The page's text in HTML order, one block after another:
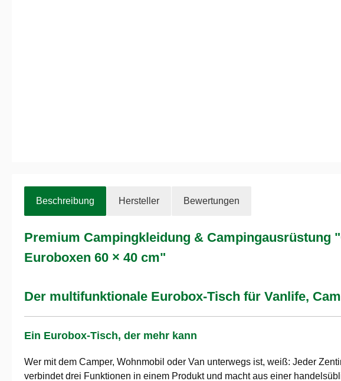
Beschreibung Hersteller Bewertungen
Premium Campingkleidung & Campingausrüstung
Euroboxen 60 × 40 cm"
Der multifunktionale Eurobox-Tisch für Vanlife,
Ein Eurobox-Tisch, der mehr kann
Wer mit dem Camper, Wohnmobil oder Van unterwegs ist, weiß: Jeder
verbindet drei Funktionen in einem Produkt und macht aus einer